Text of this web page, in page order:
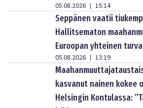
05.08.2026 | 15:14
Seppänen vaatii
Hallitsematon
Euroopan yhteinen
05.08.2026 | 13:19
kasvanut nainen kokee
Helsingin Kontulassa: